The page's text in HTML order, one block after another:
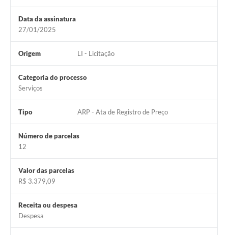
Data da assinatura
27/01/2025
Origem LI - Licitação
Categoria do processo
Serviços
Tipo ARP - Ata de Registro de Preço
Número de parcelas
12
Valor das parcelas
R$ 3.379,09
Receita ou despesa
Despesa